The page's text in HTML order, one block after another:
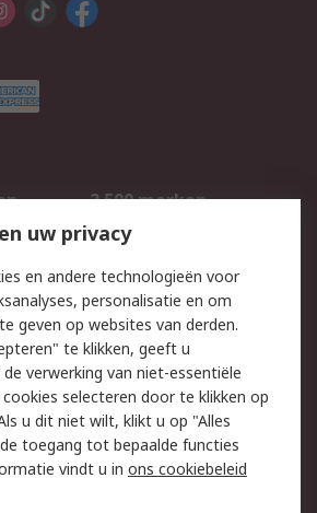
2.500 merken
Inkoopoplossingen
Email veiligheid
Websitevoorwaarden
uw privacy
en andere technologieën voor
personalisatie en om
geven op websites van derden.
te klikken, geeft u
verwerking van niet-essentiële
selecteren door te klikken op
u dit niet wilt, klikt u op "Alles
toegang tot bepaalde functies
vindt u in ons cookiebeleid